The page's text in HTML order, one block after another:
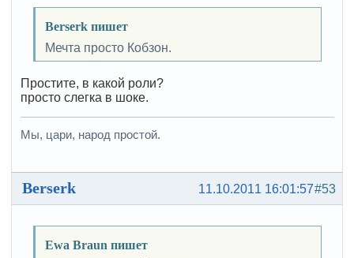
Berserk пишет
Мечта просто Кобзон.
Простите, в какой роли?
просто слегка в шоке.
Мы, цари, народ простой.
#53
11.10.2011 16:01:57
Berserk
Ewa Braun пишет